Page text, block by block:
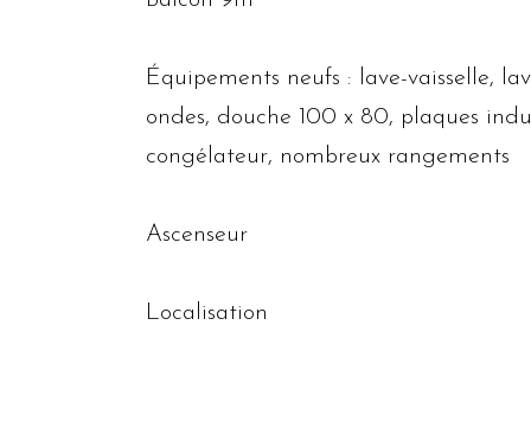
Équipements neufs : lave-vaisselle,
ondes, douche 100 x 80, plaques
congélateur, nombreux rangements​​​​​​
Ascenseur
​​Localisation